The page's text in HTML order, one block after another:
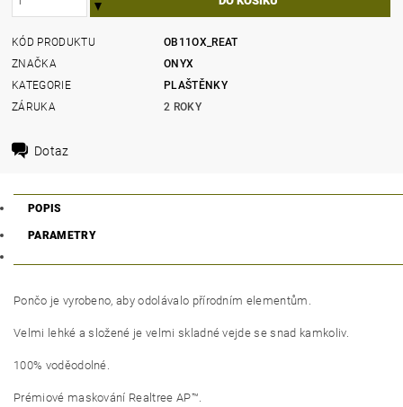
KÓD PRODUKTU
OB11OX_REAT
ZNAČKA
ONYX
KATEGORIE
PLAŠTĚNKY
ZÁRUKA
2 ROKY
Dotaz
POPIS
PARAMETRY
Pončo je vyrobeno, aby odolávalo přírodním elementům.
Velmi lehké a složené je velmi skladné vejde se snad kamkoliv.
100% voděodolné.
Prémiové maskování Realtree AP™.